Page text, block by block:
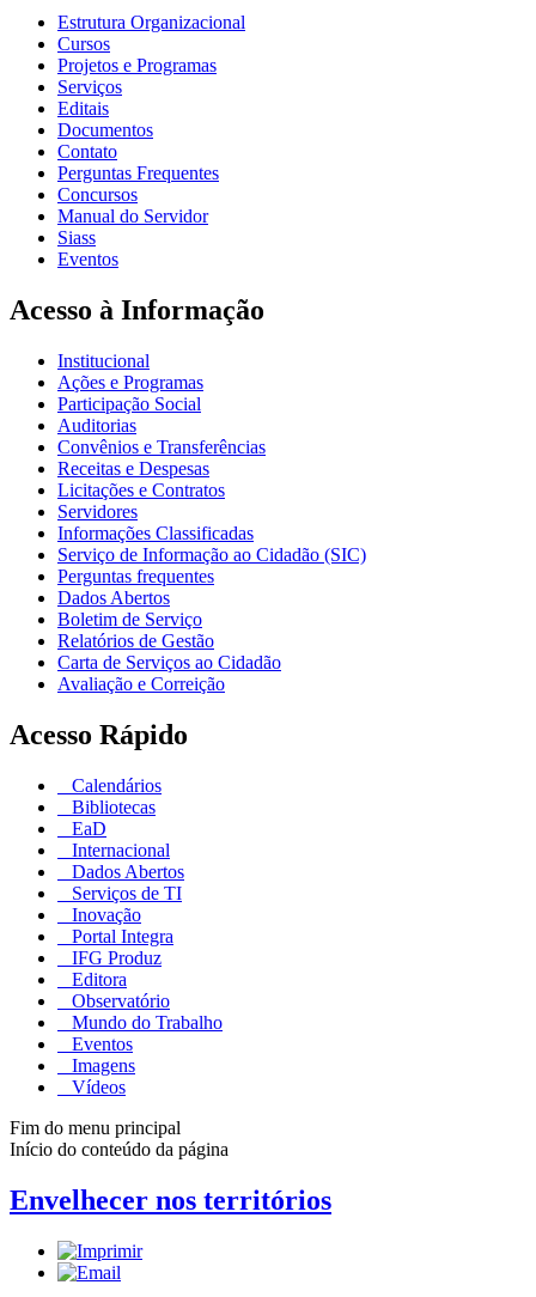
Estrutura Organizacional
Cursos
Projetos e Programas
Serviços
Editais
Documentos
Contato
Perguntas Frequentes
Concursos
Manual do Servidor
Siass
Eventos
Acesso à Informação
Institucional
Ações e Programas
Participação Social
Auditorias
Convênios e Transferências
Receitas e Despesas
Licitações e Contratos
Servidores
Informações Classificadas
Serviço de Informação ao Cidadão (SIC)
Perguntas frequentes
Dados Abertos
Boletim de Serviço
Relatórios de Gestão
Carta de Serviços ao Cidadão
Avaliação e Correição
Acesso Rápido
Calendários
Bibliotecas
EaD
Internacional
Dados Abertos
Serviços de TI
Inovação
Portal Integra
IFG Produz
Editora
Observatório
Mundo do Trabalho
Eventos
Imagens
Vídeos
Fim do menu principal
Início do conteúdo da página
Envelhecer nos territórios